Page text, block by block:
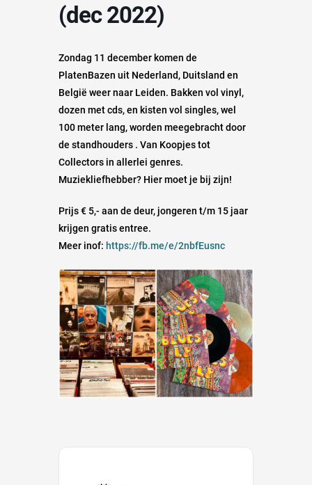
(dec 2022)
Zondag 11 december komen de
PlatenBazen uit Nederland, Duitsland en
België weer naar Leiden. Bakken vol vinyl,
dozen met cds, en kisten vol singles, wel
100 meter lang, worden meegebracht door
de standhouders . Van Koopjes tot
Collectors in allerlei genres.
Muziekliefhebber? Hier moet je bij zijn!
Prijs € 5,- aan de deur, jongeren t/m 15 jaar
krijgen gratis entree.
Meer inof: https://fb.me/e/2nbfEusnc